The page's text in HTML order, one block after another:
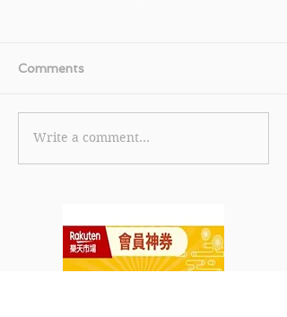
《Klook 優惠》- 新用戶
首次下單滿USD50可享
可享94折 (優惠至2023年
12月31日)
Comments
Write a comment...